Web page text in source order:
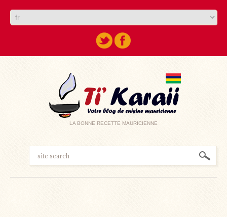
LA BONNE RECETTE MAURICIENNE